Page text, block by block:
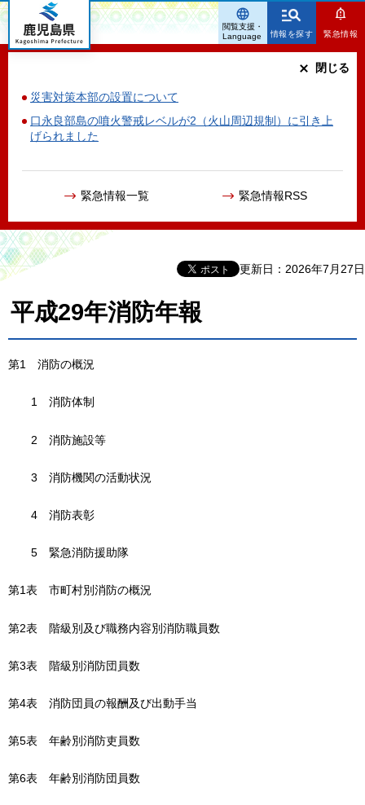
鹿児島県
情報を探す 緊急情報
災害対策本部の設置について
口永良部島の噴火警戒レベルが2（火山周辺規制）に引き上
げられました
緊急情報一覧 緊急情報RSS
閉じる
閲覧支援・
Language
更新日：2026年7月27日
平成29年消防年報
第1 消防の概況
1 消防体制
2 消防施設等
3 消防機関の活動状況
4 消防表彰
5 緊急消防援助隊
第1表 市町村別消防の概況
第2表 階級別及び職務内容別消防職員数
第3表 階級別消防団員数
第4表 消防団員の報酬及び出動手当
第5表 年齢別消防吏員数
第6表 年齢別消防団員数